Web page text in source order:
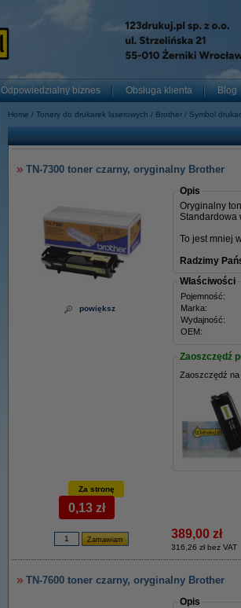
Odpowiedzialny biznes Obsługa klienta Blog
Home Tonery do drukarek laserowych Brother Symbol
TN-7300 toner czarny, oryginalny Brother
powiększ
Opis
Oryginalny
Standardowa
To jest mniej
Radzimy
Właściwości
Pojemność:
Marka:
Wydajność:
OEM:
Zaoszczędź
Zaoszczędź na
Za stronę
0,13 zł
389,00 zł
316,26 zł bez VAT
TN-7600 toner czarny, oryginalny Brother
Opis